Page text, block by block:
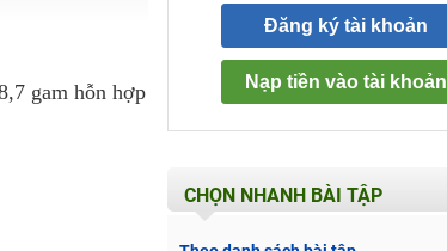
gam hỗn hợp
Đăng ký tài khoản
Nạp tiền vào tài khoản
CHỌN NHANH BÀI TẬP